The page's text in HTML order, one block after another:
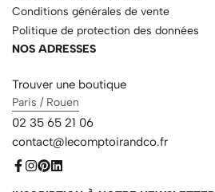
Conditions générales de vente
Politique de protection des données
NOS ADRESSES
Trouver une boutique
Paris / Rouen
02 35 65 21 06
contact@lecomptoirandco.fr